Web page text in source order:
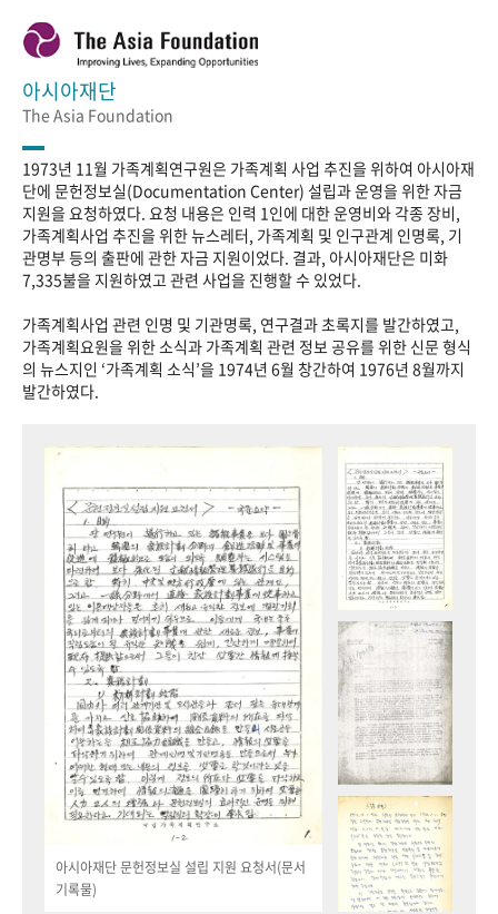
아시아재단
The Asia Foundation
1973년 11월 가족계획연구원은 가족계획 사업 추진을 위하여 아시아재
단에 문헌정보실(Documentation Center) 설립과 운영을 위한 자금
지원을 요청하였다. 요청 내용은 인력 1인에 대한 운영비와 각종 장비,
가족계획사업 추진을 위한 뉴스레터, 가족계획 및 인구관계 인명록, 기
관명부 등의 출판에 관한 자금 지원이었다. 결과, 아시아재단은 미화
7,335불을 지원하였고 관련 사업을 진행할 수 있었다.
가족계획사업 관련 인명 및 기관명록, 연구결과 초록지를 발간하였고,
가족계획요원을 위한 소식과 가족계획 관련 정보 공유를 위한 신문 형식
의 뉴스지인 ‘가족계획 소식’을 1974년 6월 창간하여 1976년 8월까지
발간하였다.
아시아재단 문헌정보실 설립 지원 요청서(문서
기록물)